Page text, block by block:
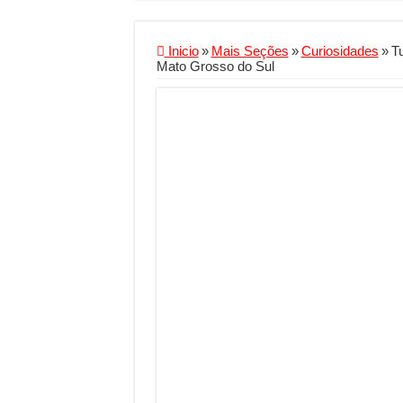
Conheça a melhor
De economista a
Qualidade do
Inicio » Mais Seções » Curiosidades »
Mato Grosso do Sul